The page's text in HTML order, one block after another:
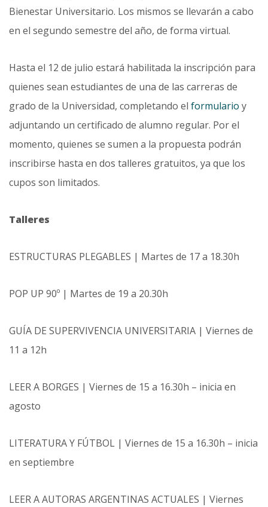
Bienestar Universitario. Los mismos se llevarán a cabo
en el segundo semestre del año, de forma virtual.
Hasta el 12 de julio estará habilitada la inscripción para
quienes sean estudiantes de una de las carreras de
grado de la Universidad, completando el formulario y
adjuntando un certificado de alumno regular. Por el
momento, quienes se sumen a la propuesta podrán
inscribirse hasta en dos talleres gratuitos, ya que los
cupos son limitados.
Talleres
ESTRUCTURAS PLEGABLES | Martes de 17 a 18.30h
POP UP 90º | Martes de 19 a 20.30h
GUÍA DE SUPERVIVENCIA UNIVERSITARIA | Viernes de
11 a 12h
LEER A BORGES | Viernes de 15 a 16.30h – inicia en
agosto
LITERATURA Y FÚTBOL | Viernes de 15 a 16.30h – inicia
en septiembre
LEER A AUTORAS ARGENTINAS ACTUALES | Viernes